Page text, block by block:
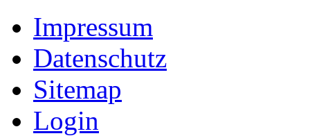
Impressum
Datenschutz
Sitemap
Login